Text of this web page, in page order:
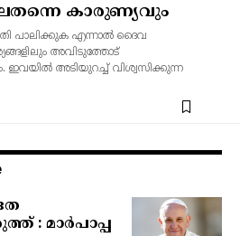
കാരുണ്യവും
പാലിക്കുക എന്നാൽ ദൈവ
അവിടുത്തോട്
ഇവയിൽ അടിയുറച്ച് വിശ്വസിക്കുന്ന
: മാർപാപ്പ